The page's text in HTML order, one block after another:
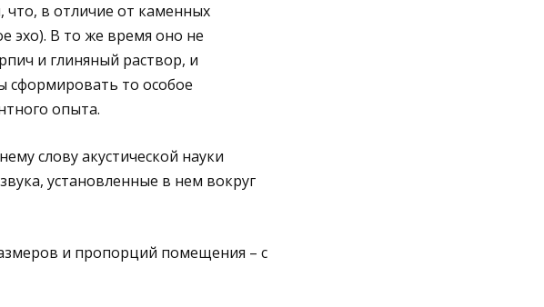
что, в отличие от каменных
эхо). В то же время оно не
и глиняный раствор, и
сформировать то особое
опыта.
слову акустической науки
установленные в нем вокруг
и пропорций помещения – с